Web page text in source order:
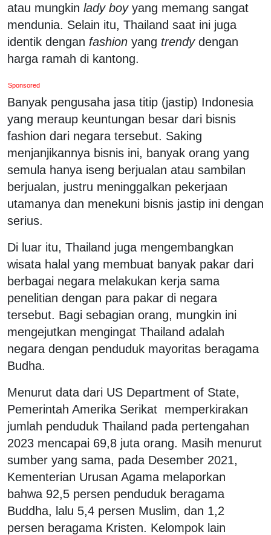
atau mungkin lady boyyang memang sangat
mendunia. Selain itu, Thailand saat ini juga
identik dengan fashion yang trendydengan
harga ramah di kantong.
Sponsored
Banyak pengusaha jasa titip (jastip) Indonesia
yang meraup keuntungan besar dari bisnis
fashion dari negara tersebut. Saking
menjanjikannya bisnis ini, banyak orang yang
semula hanya iseng berjualan atau sambilan
berjualan, justru meninggalkan pekerjaan
utamanya dan menekuni bisnis jastip ini dengan
serius.
Di luar itu, Thailand juga mengembangkan
wisata halal yang membuat banyak pakar dari
berbagai negara melakukan kerja sama
penelitian dengan para pakar di negara
tersebut. Bagi sebagian orang, mungkin ini
mengejutkan mengingat Thailand adalah
negara dengan penduduk mayoritas beragama
Budha.
Menurut data dari US Department of State,
Pemerintah Amerika Serikat memperkirakan
jumlah penduduk Thailand pada pertengahan
2023 mencapai 69,8 juta orang. Masih menurut
sumber yang sama, pada Desember 2021,
Kementerian Urusan Agama melaporkan
bahwa 92,5 persen penduduk beragama
Buddha, lalu 5,4 persen Muslim, dan 1,2
persen beragama Kristen. Kelompok lain